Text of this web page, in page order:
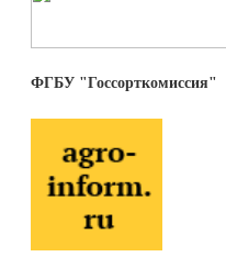
ФГБУ "Госсорткомиссия"